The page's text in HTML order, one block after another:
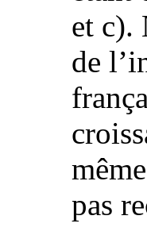
et c).
de
pas